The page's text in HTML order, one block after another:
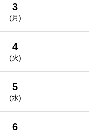
3
(月)
4
(火)
5
(水)
6